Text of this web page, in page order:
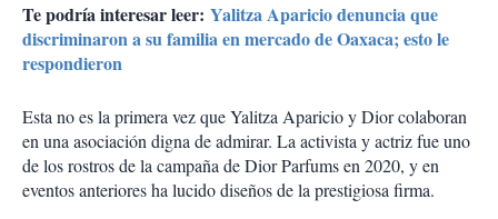
Te podría interesar leer: Yalitza Aparicio denuncia que
discriminaron a su familia en mercado de Oaxaca; esto le
respondieron
Esta no es la primera vez que Yalitza Aparicio y Dior colaboran
en una asociación digna de admirar. La activista y actriz fue uno
de los rostros de la campaña de Dior Parfums en 2020, y en
eventos anteriores ha lucido diseños de la prestigiosa firma.